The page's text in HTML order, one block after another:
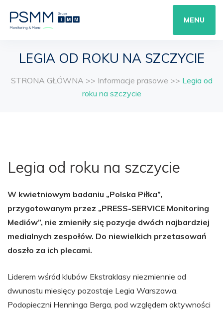
MENU
LEGIA OD ROKU NA SZCZYCIE
STRONA GŁÓWNA >> Informacje prasowe >> Legia od
roku na szczycie
Legia od roku na szczycie
W kwietniowym badaniu „Polska Piłka”,
przygotowanym przez „PRESS-SERVICE Monitoring
Mediów”, nie zmieniły się pozycje dwóch najbardziej
medialnych zespołów. Do niewielkich przetasowań
doszło za ich plecami.
Liderem wśród klubów Ekstraklasy niezmiennie od
dwunastu miesięcy pozostaje Legia Warszawa.
Podopieczni Henninga Berga, pod względem aktywności